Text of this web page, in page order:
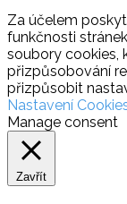
Za účelem
funkčnosti
soubory cookies,
přizpůsobování
přizpůsobit
Nastavení
Manage consent
Zavřít